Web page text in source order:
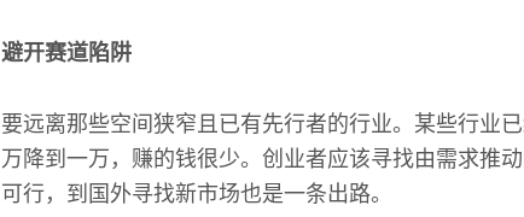
避开赛道陷阱
要远离那些空间狭窄且已有先行者的行业。某些行业
万降到一万，赚的钱很少。创业者应该寻找由需求推
可行，到国外寻找新市场也是一条出路。